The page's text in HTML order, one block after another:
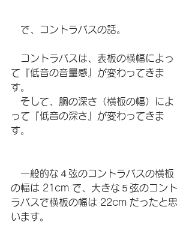
で、コントラバスの話。
コントラバスは、表板の横幅によっ
て『低音の音量感』が変わってきま
す。
そして、胴の深さ（横板の幅）によ
って『低音の深さ』が変わってきま
す。
一般的な４弦のコントラバスの横板
の幅は 21cm で、大きな５弦のコント
ラバスで横板の幅は 22cm だったと思
います。